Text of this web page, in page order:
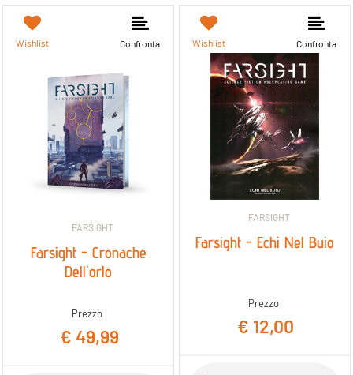
Wishlist Confronta
FARSIGHT
Farsight - Cronache
Dell'orlo
Prezzo
€ 49,99
Wishlist Confronta
FARSIGHT
Farsight - Echi Nel Buio
Prezzo
€ 12,00